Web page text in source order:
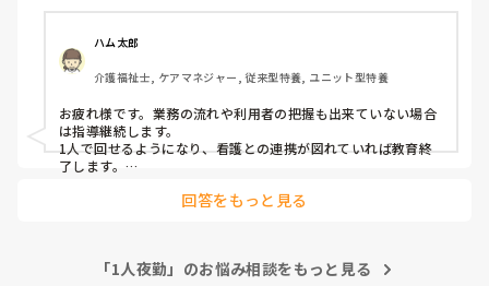
皆さんの施設ではこんなことありますか？
ハム太郎
介護福祉士, ケアマネジャー, 従来型特養, ユニット型特養
お疲れ様です。業務の流れや利用者の把握も出来ていない場合
は指導継続します。
1人で回せるようになり、看護との連携が図れていれば教育終
了します。
回答をもっと見る
「1人夜勤」のお悩み相談をもっと見る